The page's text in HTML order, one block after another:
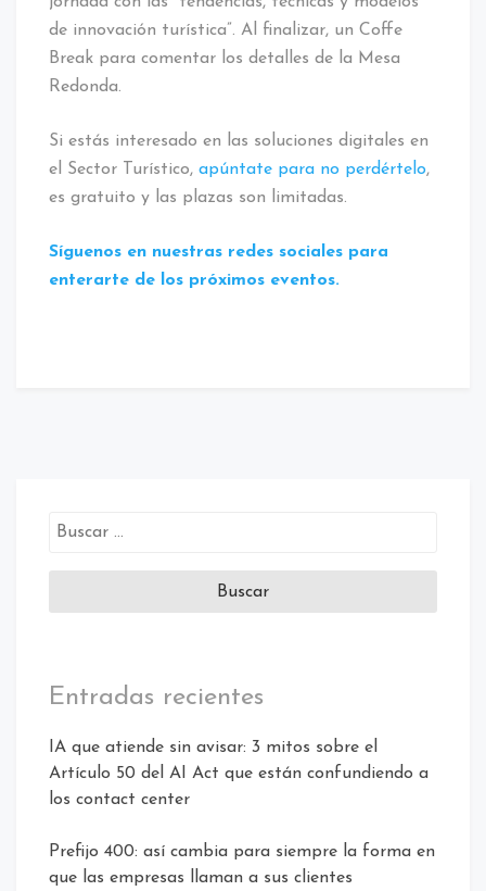
de innovación turística”. Al finalizar, un Coffe
Break para comentar los detalles de la Mesa
Redonda.
Si estás interesado en las soluciones digitales en
el Sector Turístico, apúntate para no perdértelo,
es gratuito y las plazas son limitadas.
Síguenos en nuestras redes sociales para
enterarte de los próximos eventos.
Entradas recientes
IA que atiende sin avisar: 3 mitos sobre el
Artículo 50 del AI Act que están confundiendo a
los contact center
Prefijo 400: así cambia para siempre la forma en
que las empresas llaman a sus clientes